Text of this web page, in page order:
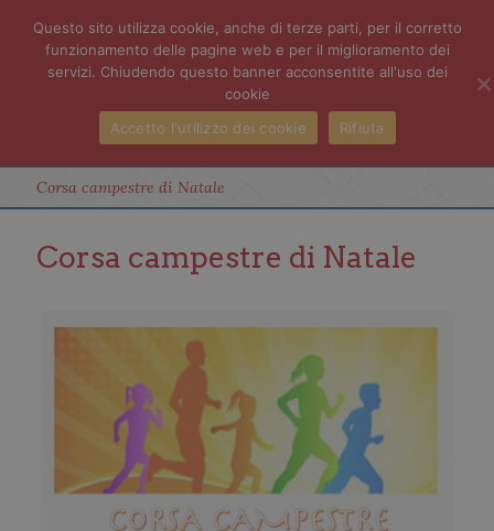
Corsa campestre di Natale
Corsa campestre di Natale
Questo sito utilizza cookie, anche di terze parti, per il corretto
funzionamento delle pagine web e per il miglioramento dei
servizi. Chiudendo questo banner acconsentite all'uso dei
cookie
Accetto l'utilizzo dei cookie
Rifiuta